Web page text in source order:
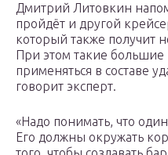
Дмитрий Литовкин
пройдёт и другой
который также получит
При этом такие
применяться в составе
говорит эксперт.
«Надо понимать, что
Его должны окружать